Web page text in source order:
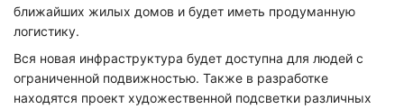
ближайших жилых домов и будет иметь продуманную
логистику.
Вся новая инфраструктура будет доступна для людей с
ограниченной подвижностью. Также в разработке
находятся проект художественной подсветки различных